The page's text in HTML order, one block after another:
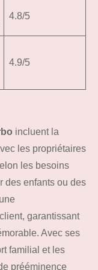
4.8/5
4.9/5
incluent la
les propriétaires
les besoins
des enfants ou des
garantissant
Avec ses
familial et les
prééminence